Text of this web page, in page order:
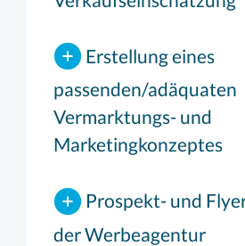
Erstellung eines
passenden/adäquaten
Vermarktungs- und
Marketingkonzeptes
Prospekt- und
der Werbeagentur